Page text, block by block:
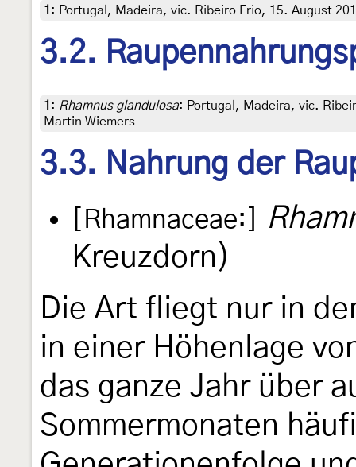
1 : Portugal, Madeira, vic. Ribeiro Frio, 15. August
3.2.
1 : Rhamnus glandulosa: Portugal, Madeira, vic.
Martin Wiemers
3.3. Nahrung der
[Rhamnaceae:]
Kreuzdorn)
Die Art fliegt nur in
in einer Höhenlage
das ganze Jahr über
Sommermonaten